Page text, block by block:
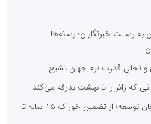
به رسالت خبرنگاران؛ رسانه‌ها
و تجلی قدرت نرم جهان تشیع
که زائر را تا بهشت بدرقه می‌کند
سنگ‌آهن مرکزی در مدار شتابان توسعه؛ از تضمین خوراک ۱۵ ساله تا